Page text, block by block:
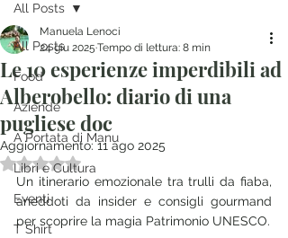
All Posts
Food
Aziende
A Portata di Manu
Libri e Cultura
Eventi
T Shirt
All Posts
Le 10 esperienze imperdibili ad
Alberobello: diario di una
pugliese doc
Manuela Lenoci
24 giu 2025 Tempo di lettura: 8 min
Aggiornamento:11 ago 2025
Valutazione NaN stelle su 5.
Un itinerario emozionale tra trulli da fiaba,
aneddoti da insider e consigli gourmand
per scoprire la magia Patrimonio UNESCO.